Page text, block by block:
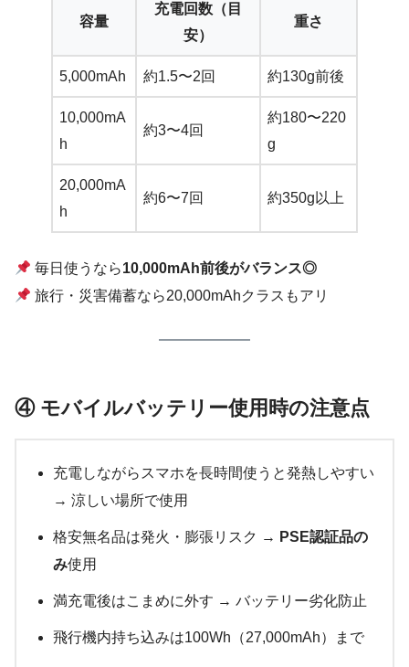
容量
充電回数（目
安）
重さ
5,000mAh 約1.5〜2回 約130g前後
10,000mA
h
約3〜4回
約180〜220
g
20,000mA
h
約6〜7回 約350g以上
毎日使うなら10,000mAh前後がバランス◎
旅行・災害備蓄なら20,000mAhクラスもアリ
④ モバイルバッテリー使用時の注意点
充電しながらスマホを長時間使うと発熱しやすい
→ 涼しい場所で使用
格安無名品は発火・膨張リスク → PSE認証品の
み使用
満充電後はこまめに外す → バッテリー劣化防止
飛行機内持ち込みは100Wh（27,000mAh）まで